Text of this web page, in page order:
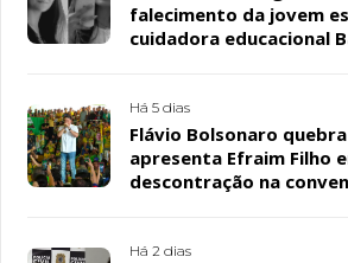
falecimento da jovem
cuidadora educacional
Há 5 dias
Flávio Bolsonaro
apresenta Efraim Filho
descontração na
Há 2 dias